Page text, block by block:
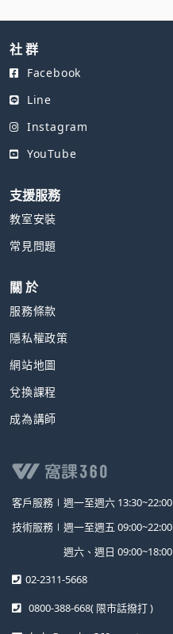
社 群
Facebook
Line
Instagram
YouTube
支援服務
教室安裝
常見問題
關 於
服務條款
隱私權政策
網站地圖
兌換課程
成為講師
客戶服務∣ 週一至週六 13:30~22:00
技術服務∣ 週一至週五 09:00~22:00
週六、週日 09:00~18:00
02-2311-5668
0800-388-668( 限市話撥打 )